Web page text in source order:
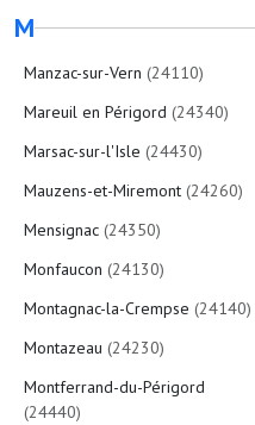
M
Manzac-sur-Vern (24110)
Mareuil en Périgord (24340)
Marsac-sur-l'Isle (24430)
Mauzens-et-Miremont (24260)
Mensignac (24350)
Monfaucon (24130)
Montagnac-la-Crempse (24140)
Montazeau (24230)
Montferrand-du-Périgord
(24440)